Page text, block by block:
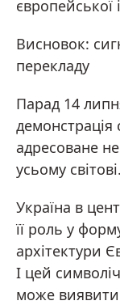
європейської
Висновок:
перекладу
Парад 14
адресоване
усьому світові.
Україна в
її роль у
архітектури
І цей
може